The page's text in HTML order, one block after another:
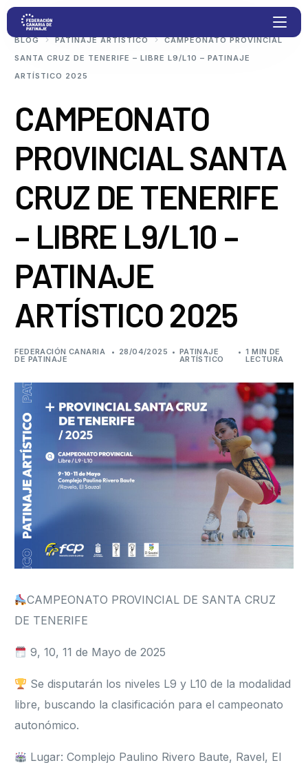
BLOG PATINAJE ARTÍSTICO
CAMPEONATO PROVINCIAL
SANTA CRUZ DE TENERIFE – LIBRE L9/L10 – PATINAJE
ARTÍSTICO 2025
CAMPEONATO
PROVINCIAL SANTA
CRUZ DE TENERIFE
– LIBRE L9/L10 –
PATINAJE
ARTÍSTICO 2025
FEDERACIÓN CANARIA
DE PATINAJE
28/04/2025 PATINAJE
ARTÍSTICO
1 MIN DE
LECTURA
CAMPEONATO PROVINCIAL DE SANTA CRUZ
DE TENERIFE
9, 10, 11 de Mayo de 2025
Se disputarán los niveles L9 y L10 de la modalidad
libre, buscando la clasificación para el campeonato
autonómico.
Lugar: Complejo Paulino Rivero Baute, Ravel, El
Competiciones
Clubs
Transparencia
Documentación
Blog
Formación